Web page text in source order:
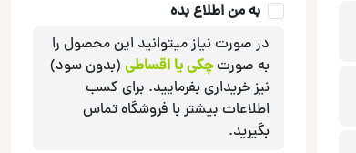
به من اطلاع بده
در صورت نیاز میتوانید این محصول را
به صورتچکی یا اقساطی (بدون سود)
نیز خریداری بفرمایید. برای کسب
اطلاعات بیشتر با فروشگاه تماس
بگیرید.